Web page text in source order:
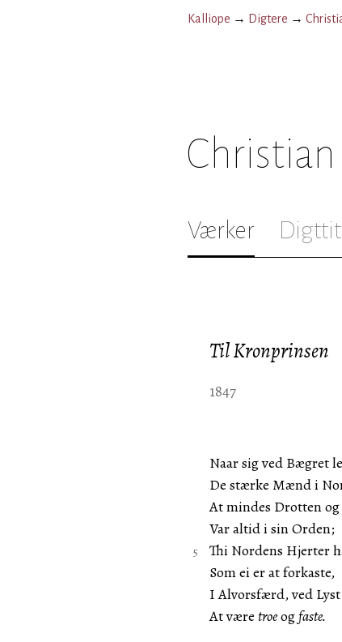
Kalliope → Digtere →
Værker
Til Kronprinsen
1847
Naar sig ved Bægret
De stærke Mænd i
At mindes Drotten
Var altid i sin Orden;
Thi Nordens Hjerter
Som ei er at forkaste,
I Alvorsfærd, ved
At være troeogfaste.